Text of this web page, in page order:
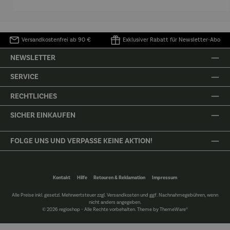
Versandkostenfrei ab 90 € Exklusiver Rabatt für Newsletter-Abo
NEWSLETTER
SERVICE
RECHTLICHES
SICHER EINKAUFEN
FOLGE UNS UND VERPASSE KEINE AKTION!
Kontakt Hilfe Retouren & Reklamation Impressum
Alle Preise inkl. gesetzl. Mehrwertsteuer zzgl.Versandkostenund ggf. Nachnahmegebühren, wenn
nicht anders angegeben.
© 2026 regioshop - Alle Rechte vorbehalten. Theme byThemeWare®